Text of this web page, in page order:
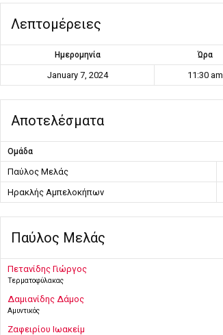
Λεπτομέρειες
Ημερομηνία Ώρα
January 7, 2024 11:30 am
Αποτελέσματα
Ομάδα
Παύλος Μελάς
Ηρακλής Αμπελοκήπων
Παύλος Μελάς
Πετανίδης Γιώργος
Τερματοφύλακας
Δαμιανίδης Δάμος
Αμυντικός
Ζαφειρίου Ιωακείμ